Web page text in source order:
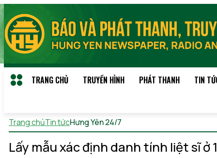
TRANG CHỦ TRUYỀN HÌNH PHÁT THANH TIN
Trang chủTin tứcHưng Yên 24/7
Lấy mẫu xác định danh tính liệt sĩ ở